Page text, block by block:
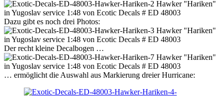
Dazu gibt es noch drei Photos:
Der recht kleine Decalbogen …
… ermöglicht die Auswahl aus Markierung dreier Hurricane: